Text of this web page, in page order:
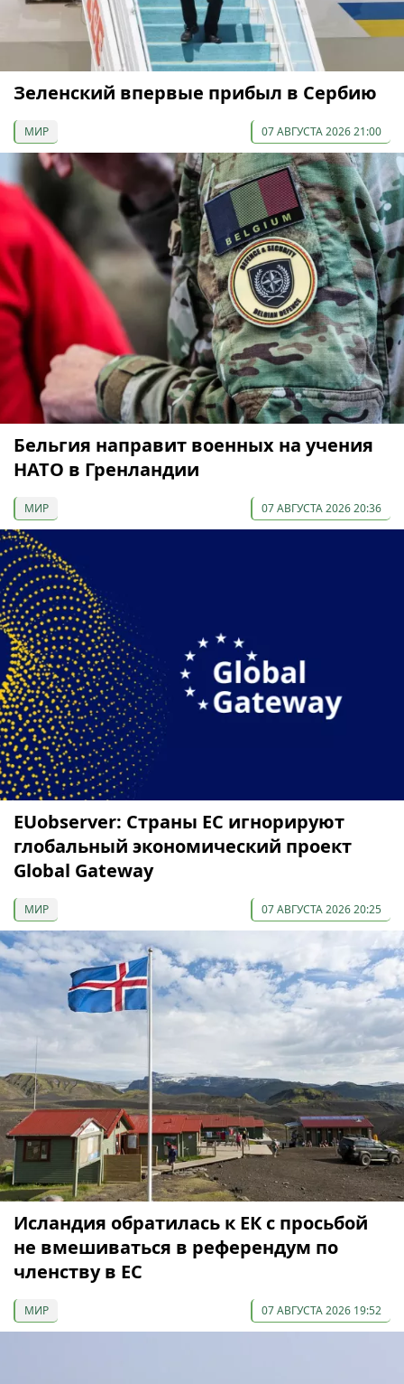
Зеленский впервые прибыл в Сербию
МИР 07 АВГУСТА 2026 21:00
Бельгия направит военных на учения
НАТО в Гренландии
МИР 07 АВГУСТА 2026 20:36
EUobserver: Страны ЕС игнорируют
глобальный экономический проект
Global Gateway
МИР 07 АВГУСТА 2026 20:25
Исландия обратилась к ЕК с просьбой
не вмешиваться в референдум по
членству в ЕС
МИР 07 АВГУСТА 2026 19:52